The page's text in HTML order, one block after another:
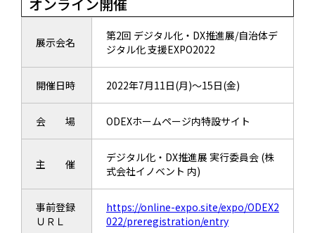
展示会名
第2回 デジタル化・DX推進展/自治体デ
ジタル化 支援EXPO2022
開催日時 2022年7月11日(月)～15日(金)
会 場 ODEXホームページ内特設サイト
主 催
デジタル化・DX推進展 実行委員会 (株
式会社イノベント 内)
事前登録
ＵＲＬ
https://online-expo.site/expo/ODEX2
022/preregistration/entry